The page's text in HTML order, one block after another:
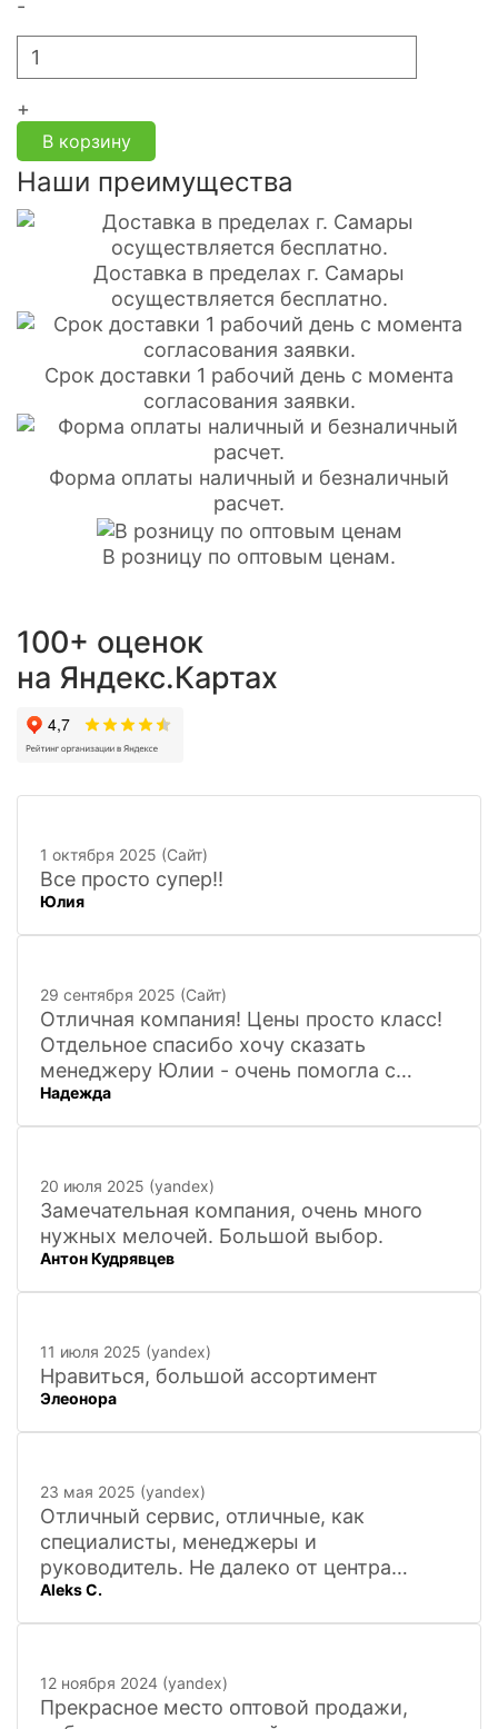
-
+
В корзину
Наши преимущества
Доставка в пределах г. Самары
осуществляется бесплатно.
Срок доставки 1 рабочий день с момента
согласования заявки.
Форма оплаты наличный и безналичный
расчет.
В розницу по оптовым ценам.
100+ оценок
на Яндекс.Картах
1 октября 2025 (Сайт)
Все просто супер!!
Юлия
29 сентября 2025 (Сайт)
Отличная компания! Цены просто класс!
Отдельное спасибо хочу сказать
менеджеру Юлии - очень помогла с
покупкой и доставкой сувенирных
фигурок! Буду ждать новинок и покупать
Надежда
20 июля 2025 (yandex)
Замечательная компания, очень много
нужных мелочей. Большой выбор.
Антон Кудрявцев
11 июля 2025 (yandex)
Нравиться, большой ассортимент
Элеонора
23 мая 2025 (yandex)
Отличный сервис, отличные, как
специалисты, менеджеры и
руководитель. Не далеко от центра
города, 20 минут
Aleks C.
12 ноября 2024 (yandex)
Прекрасное место оптовой продажи,